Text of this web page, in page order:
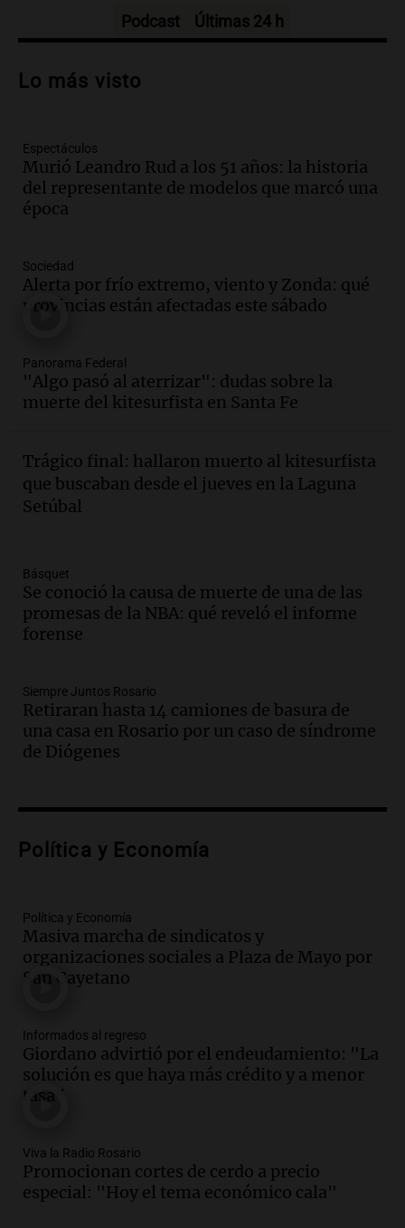
qué consecuencias tiene ceder siempre
Audio.
nuevos campeones en una competencia
nacional
Buen día, Argentina
Audio.
nuevos campeones en una competencia
nacional
Audio.Mariano Moreno: pasiones
intensas y su legado en la revolución
argentina
Episodios
Audio.El Ensamble Municipal de Música
Ciudadana de Córdoba deleitó a los
Audio. Boletín de Calificaciones de
Marcelo Lamberti (Rosario Central 2 - 1
Aldosivi)
Audio.2° gol de Rosario Central a
Aldosivi (Campaz) - relato Gato Greco
Deportes Rosario
Audio.Nuevo desarrollo urbano y casa
en Villa María
Audio.La gran exposición de la rural de
la Bulaya abrirá sus puertas mañana con
diversas actividades y sorpresas
Panorama Federal
edificios y proyecta una casa del
estudiante con 48 municipios
involucrados
Panorama Federal
Aldosivi (Zalazar en contra) - relato
Gato Greco
Deportes Rosario
Podcast Últimas 24 h
Lo más visto
Espectáculos
Murió Leandro Rud a los 51 años: la historia
del representante de modelos que marcó una
época
Sociedad
Alerta por frío extremo, viento y Zonda: qué
provincias están afectadas este sábado
Panorama Federal
"Algo pasó al aterrizar": dudas sobre la
muerte del kitesurfista en Santa Fe
Trágico final: hallaron muerto al kitesurfista
que buscaban desde el jueves en la Laguna
Setúbal
Básquet
Se conoció la causa de muerte de una de las
promesas de la NBA: qué reveló el informe
forense
Siempre Juntos Rosario
Retiraran hasta 14 camiones de basura de
una casa en Rosario por un caso de síndrome
de Diógenes
Política y Economía
Política y Economía
Masiva marcha de sindicatos y
organizaciones sociales a Plaza de Mayo por
San Cayetano
Informados al regreso
Giordano advirtió por el endeudamiento: "La
solución es que haya más crédito y a menor
tasa"
Viva la Radio Rosario
Promocionan cortes de cerdo a precio
especial: "Hoy el tema económico cala"